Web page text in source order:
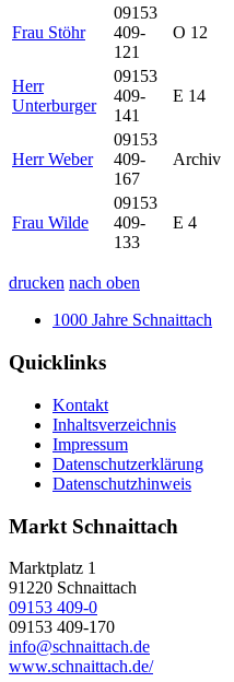
Frau Stöhr
09153
409-
121
O 12
Herr
Unterburger
09153
409-
141
E 14
Herr Weber
09153
409-
167
Archiv
Frau Wilde
09153
409-
133
E 4
drucken nach oben
1000 Jahre Schnaittach
Quicklinks
Kontakt
Inhaltsverzeichnis
Impressum
Datenschutzerklärung
Datenschutzhinweis
Markt Schnaittach
Marktplatz 1
91220 Schnaittach
09153 409-0
09153 409-170
info@schnaittach.de
www.schnaittach.de/